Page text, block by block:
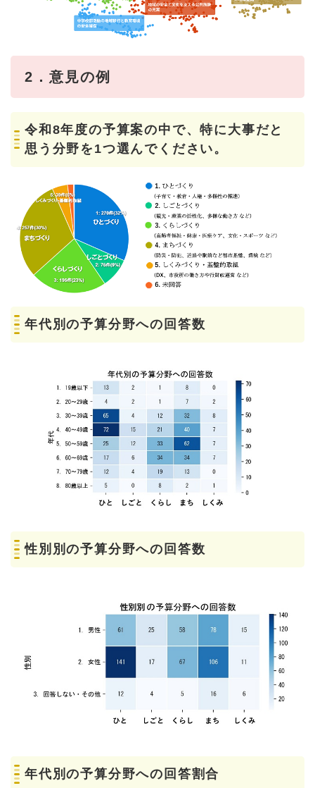
2．意見の例
令和8年度の予算案の中で、特に大事だと
思う分野を1つ選んでください。
年代別の予算分野への回答数
性別別の予算分野への回答数
年代別の予算分野への回答割合